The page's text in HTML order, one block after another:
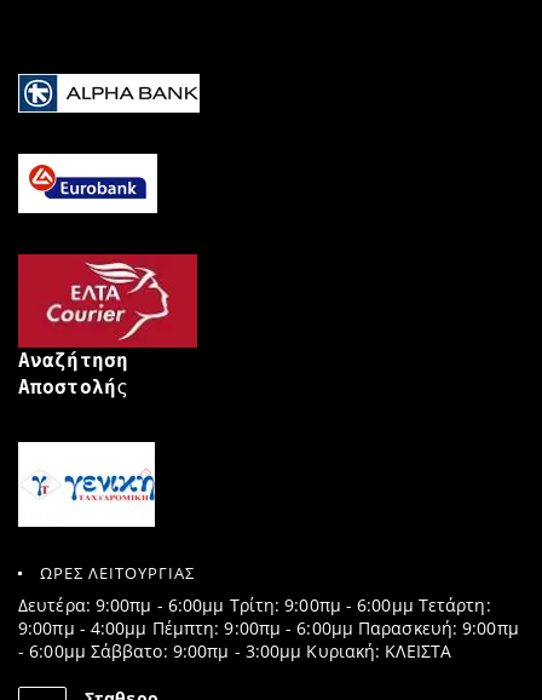
Αναζήτηση
Αποστολής
ΩΡΕΣ ΛΕΙΤΟΥΡΓΙΑΣ
Δευτέρα: 9:00πμ - 6:00μμ Τρίτη: 9:00πμ - 6:00μμ Τετάρτη:
9:00πμ - 4:00μμ Πέμπτη: 9:00πμ - 6:00μμ Παρασκευή: 9:00πμ
- 6:00μμ Σάββατο: 9:00πμ - 3:00μμ Κυριακή: ΚΛΕΙΣΤΑ